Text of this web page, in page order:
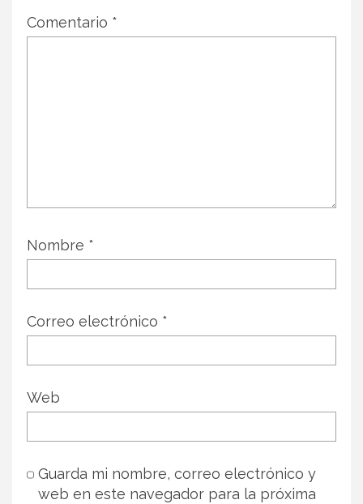
Comentario *
Nombre *
Correo electrónico *
Web
Guarda mi nombre, correo electrónico y
web en este navegador para la próxima